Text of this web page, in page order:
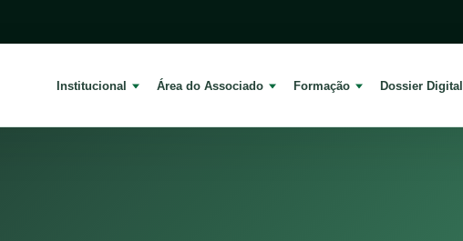
Institucional Área do Associado Formação Dossier Digital